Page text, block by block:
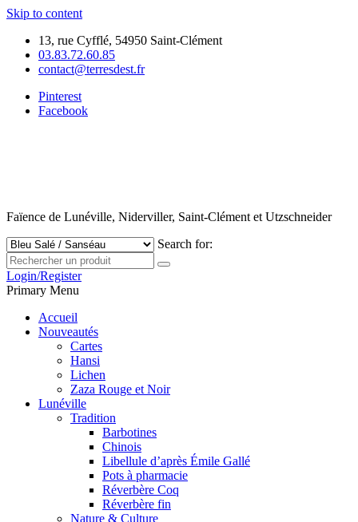
Skip to content
13, rue Cyfflé, 54950 Saint-Clément
03.83.72.60.85
contact@terresdest.fr
Pinterest
Facebook
Faïence de Lunéville, Niderviller, Saint-Clément et Utzschneider
Search for:
Login/Register
Primary Menu
Accueil
Nouveautés
Cartes
Hansi
Lichen
Zaza Rouge et Noir
Lunéville
Tradition
Barbotines
Chinois
Libellule d’après Émile Gallé
Pots à pharmacie
Réverbère Coq
Réverbère fin
Nature & Culture